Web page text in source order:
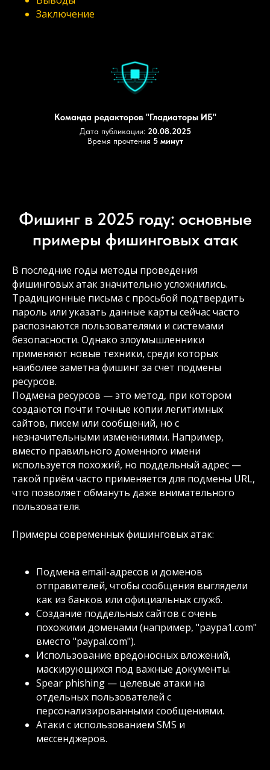
Заключение
Команда редакторов "Гладиаторы ИБ"
Дата публикации: 20.08.2025
Время прочтения 5 минут
Фишинг в 2025 году: основные
примеры фишинговых атак
В последние годы методы проведения
фишинговых атак значительно усложнились.
Традиционные письма с просьбой подтвердить
пароль или указать данные карты сейчас часто
распознаются пользователями и системами
безопасности. Однако злоумышленники
применяют новые техники, среди которых
наиболее заметна фишинг за счет подмены
ресурсов.
Подмена ресурсов — это метод, при котором
создаются почти точные копии легитимных
сайтов, писем или сообщений, но с
незначительными изменениями. Например,
вместо правильного доменного имени
используется похожий, но поддельный адрес —
такой приём часто применяется для подмены URL,
что позволяет обмануть даже внимательного
пользователя.
Примеры современных фишинговых атак:
Подмена email-адресов и доменов
отправителей, чтобы сообщения выглядели
как из банков или официальных служб.
Создание поддельных сайтов с очень
похожими доменами (например, "paypa1.com"
вместо "paypal.com").
Использование вредоносных вложений,
маскирующихся под важные документы.
Spear phishing — целевые атаки на
отдельных пользователей с
персонализированными сообщениями.
Атаки с использованием SMS и
мессенджеров.